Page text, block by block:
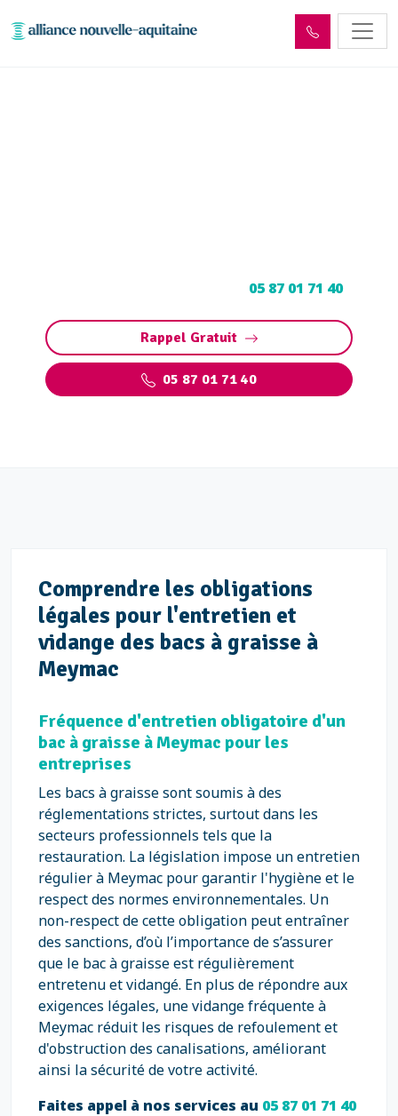
05 87 01 71 40
Rappel Gratuit
05 87 01 71 40
Comprendre les obligations
légales pour l'entretien et
vidange des bacs à graisse à
Meymac
Fréquence d'entretien obligatoire d'un
bac à graisse à Meymac pour les
entreprises
Les bacs à graisse sont soumis à des
réglementations strictes, surtout dans les
secteurs professionnels tels que la
restauration. La législation impose un entretien
régulier à Meymac pour garantir l'hygiène et le
respect des normes environnementales. Un
non-respect de cette obligation peut entraîner
des sanctions, d’où l’importance de s’assurer
que le bac à graisse est régulièrement
entretenu et vidangé. En plus de répondre aux
exigences légales, une vidange fréquente à
Meymac réduit les risques de refoulement et
d'obstruction des canalisations, améliorant
ainsi la sécurité de votre activité.
Faites appel à nos services au 05 87 01 71 40